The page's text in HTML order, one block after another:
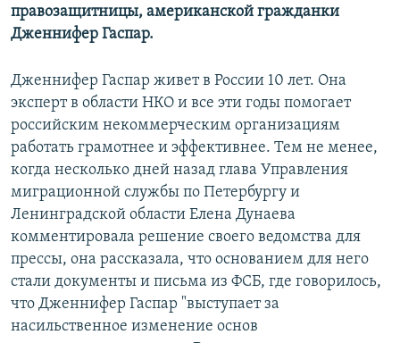
правозащитницы, американской гражданки
Дженнифер Гаспар.
Дженнифер Гаспар живет в России 10 лет. Она
эксперт в области НКО и все эти годы помогает
российским некоммерческим организациям
работать грамотнее и эффективнее. Тем не менее,
когда несколько дней назад глава Управления
миграционной службы по Петербургу и
Ленинградской области Елена Дунаева
комментировала решение своего ведомства для
прессы, она рассказала, что основанием для него
стали документы и письма из ФСБ, где говорилось,
что Дженнифер Гаспар "выступает за
насильственное изменение основ